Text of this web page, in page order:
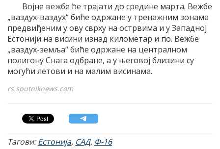
Војне вежбе ће трајати до средине марта. Вежбе
„ваздух-ваздух“ биће одржане у тренажним зонама
предвиђеним у ову сврху на острвима и у Западној
Естонији на висини изнад километар и по. Вежбе
„ваздух-земља“ биће одржане на централном
полигону Снага одбране, а у његовој близини су
могући летови и на малим висинама.
rs.sputniknews.com
Тагови:Естонија, САД, Ф-16